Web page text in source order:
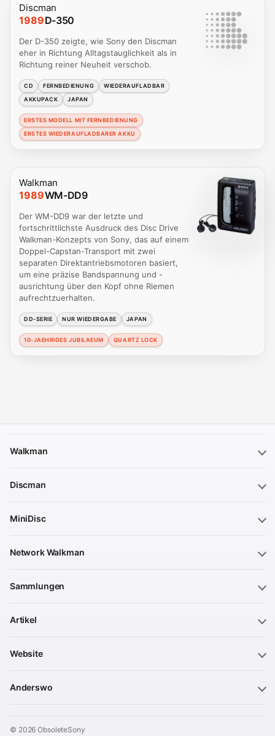
Discman
1989D-350
Der D-350 zeigte, wie Sony den Discman
eher in Richtung Alltagstauglichkeit als in
Richtung reiner Neuheit verschob.
CD FERNBEDIENUNG
WIEDERAUFLADBAR
AKKUPACK
JAPAN
ERSTES MODELL MIT FERNBEDIENUNG
ERSTES WIEDERAUFLADBARER AKKU
Walkman
1989WM-DD9
Der WM-DD9 war der letzte und
fortschrittlichste Ausdruck des Disc Drive
Walkman-Konzepts von Sony, das auf einem
Doppel-Capstan-Transport mit zwei
separaten Direktantriebsmotoren basiert,
um eine präzise Bandspannung und -
ausrichtung über den Kopf ohne Riemen
aufrechtzuerhalten.
DD-SERIE NUR WIEDERGABE JAPAN
10-JAEHRIGES JUBILAEUM QUARTZ LOCK
Walkman
Discman
MiniDisc
Network Walkman
Sammlungen
Artikel
Website
Anderswo
© 2026 ObsoleteSony